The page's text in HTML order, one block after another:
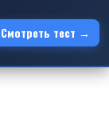
Смотреть тест →